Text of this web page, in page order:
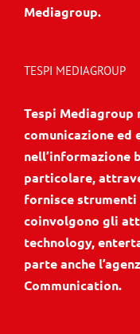
Mediagroup.
TESPI MEDIAGROUP
Tespi Mediagroup
comunicazione
nell’informazione
particolare,
fornisce
coinvolgono gli
technology,
parte anche
Communication.